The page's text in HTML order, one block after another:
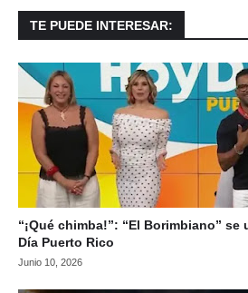
TE PUEDE INTERESAR:
“¡Qué chimba!”: “El Borimbiano” se
Día Puerto Rico
Junio 10, 2026